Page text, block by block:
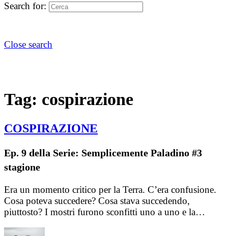
Search for:
Close search
Tag: cospirazione
COSPIRAZIONE
Ep. 9 della Serie: Semplicemente Paladino #3
stagione
Era un momento critico per la Terra. C’era confusione.
Cosa poteva succedere? Cosa stava succedendo,
piuttosto? I mostri furono sconfitti uno a uno e la…